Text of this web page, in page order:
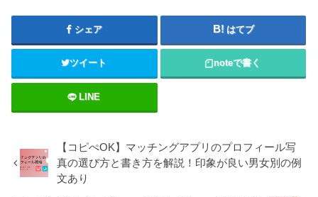
シェア はてブ
ツイート noteで書く
LINE
【コピぺOK】マッチングアプリのプロフィール写
真の選び方と書き方を解説！印象が良い男女別の例
文あり